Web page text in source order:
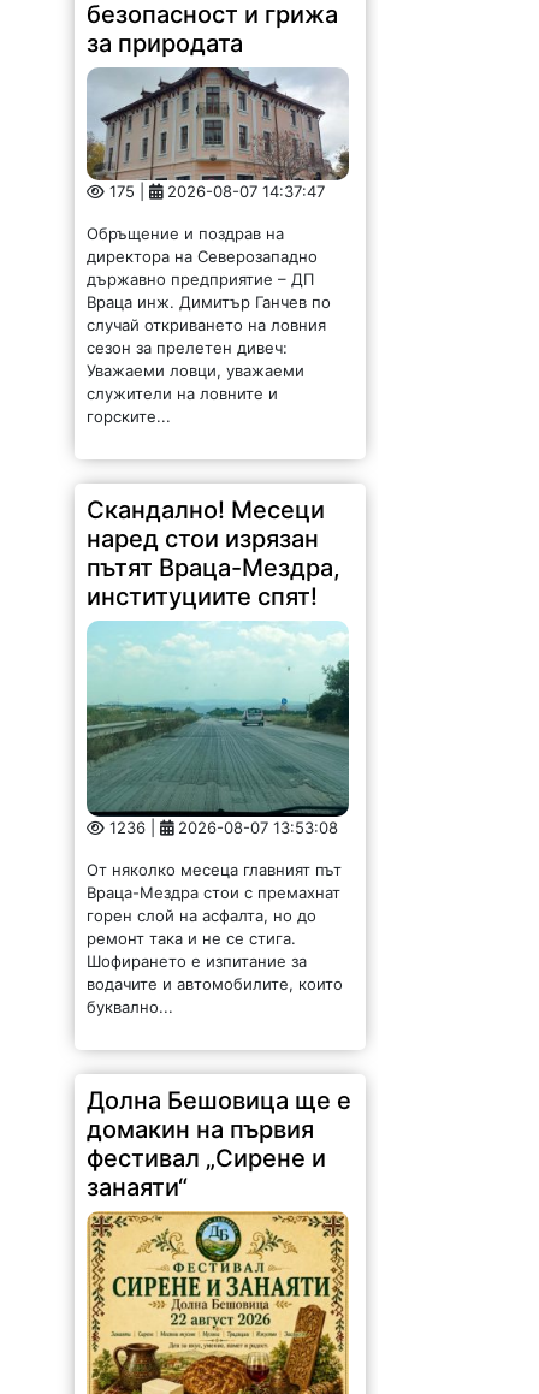
безопасност и грижа
за природата
175 | 2026-08-07 14:37:47
Обръщение и поздрав на
директора на Северозападно
държавно предприятие – ДП
Враца инж. Димитър Ганчев по
случай откриването на ловния
сезон за прелетен дивеч:
Уважаеми ловци, уважаеми
служители на ловните и
горските...
Скандално! Месеци
наред стои изрязан
пътят Враца-Мездра,
институциите спят!
1236 | 2026-08-07 13:53:08
От няколко месеца главният път
Враца-Мездра стои с премахнат
горен слой на асфалта, но до
ремонт така и не се стига.
Шофирането е изпитание за
водачите и автомобилите, които
буквално...
Долна Бешовица ще е
домакин на първия
фестивал „Сирене и
занаяти“